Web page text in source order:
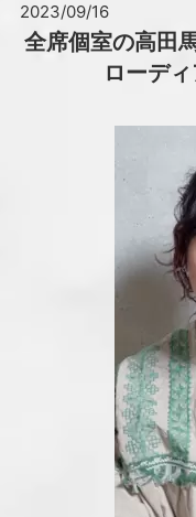
2023/09/16
全席個室の高田
ローデ